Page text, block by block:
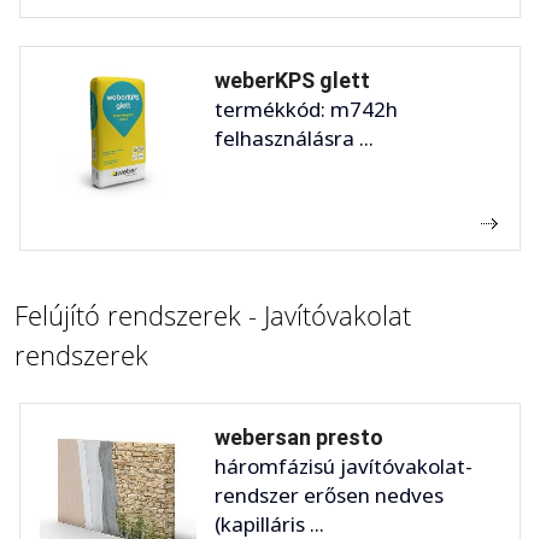
weberKPS glett
termékkód: m742h
felhasználásra ...
Felújító rendszerek - Javítóvakolat
rendszerek
webersan presto
háromfázisú javítóvakolat-
rendszer erősen nedves
(kapilláris ...